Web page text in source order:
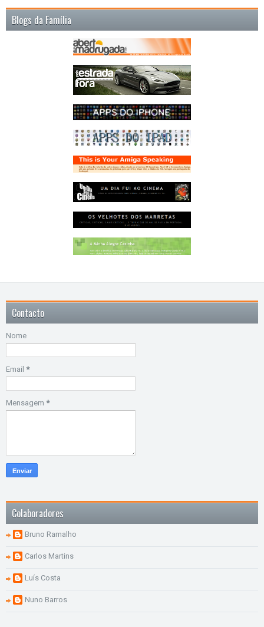
Blogs da Família
Contacto
Nome
Email *
Mensagem *
Colaboradores
Bruno Ramalho
Carlos Martins
Luís Costa
Nuno Barros